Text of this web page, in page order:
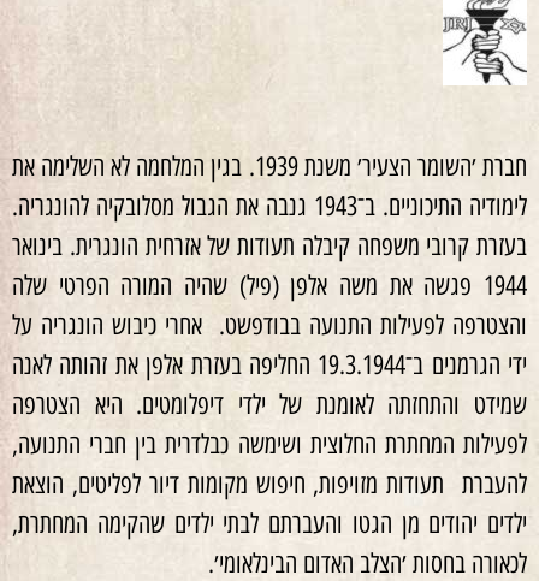
חברת ׳השומר הצעיר׳ משנת 1939. בגין המלחמה לא השלימה את
לימודיה התיכוניים. ב־1943 גנבה את הגבול מסלובקיה להונגריה.
בעזרת קרובי משפחה קיבלה תעודות של אזרחית הונגרית. בינואר
1944 פגשה את משה אלפן (פיל) שהיה המורה הפרטי שלה
והצטרפה לפעילות התנועה בבודפשט. אחרי כיבוש הונגריה על
ידי הגרמנים ב־19.3.1944 החליפה בעזרת אלפן את זהותה לאנה
שמידט והתחזתה לאומנת של ילדי דיפלומטים. היא הצטרפה
לפעילות המחתרת החלוצית ושימשה כבלדרית בין חברי התנועה,
להעברת תעודות מזויפות, חיפוש מקומות דיור לפליטים, הוצאת
ילדים יהודים מן הגטו והעברתם לבתי ילדים שהקימה המחתרת,
לכאורה בחסות ׳הצלב האדום הבינלאומי׳.